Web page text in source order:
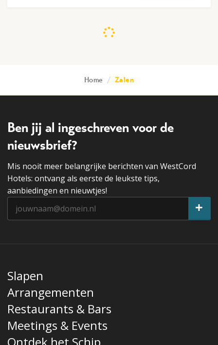
ramen en is geschikt…
70 personen